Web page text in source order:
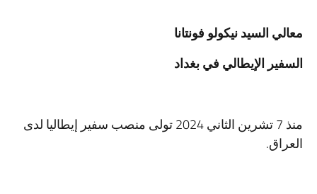
معالي السيد نيكولو فونتانا
السفير الإيطالي في بغداد
منذ 7 تشرين الثاني 2024 تولى منصب سفير إيطاليا لدى
العراق.